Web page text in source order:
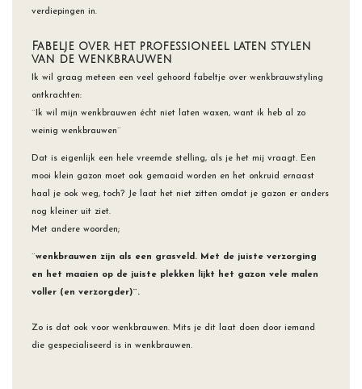
verdiepingen in.
Fabelje over het professioneel laten stylen
van de wenkbrauwen
Ik wil graag meteen een veel gehoord fabeltje over wenkbrauwstyling
ontkrachten:
¨Ik wil mijn wenkbrauwen écht niet laten waxen, want ik heb al zo
weinig wenkbrauwen¨
Dat is eigenlijk een hele vreemde stelling, als je het mij vraagt. Een
mooi klein gazon moet ook gemaaid worden en het onkruid ernaast
haal je ook weg, toch? Je laat het niet zitten omdat je gazon er anders
nog kleiner uit ziet.
Met andere woorden;
¨wenkbrauwen zijn als een grasveld. Met de juiste verzorging
en het maaien op de juiste plekken lijkt het gazon vele malen
voller (en verzorgder)¨.
Zo is dat ook voor wenkbrauwen. Mits je dit laat doen door iemand
die gespecialiseerd is in wenkbrauwen.